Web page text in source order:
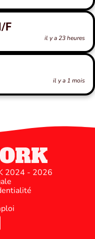
F
il y a 23 heures
il y a 1 mois
2024 - 2026